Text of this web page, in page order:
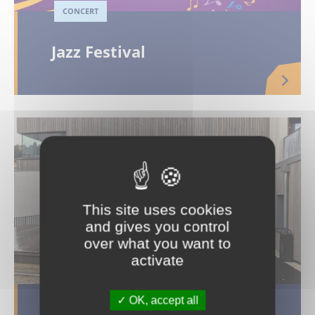
CONCERT
Jazz Festival
This site uses cookies
and gives you control
over what you want to
activate
OK, accept all